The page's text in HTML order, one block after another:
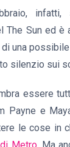
infatti,
The Sun ed è
una
silenzio sui
essere
Payne e
le cose in